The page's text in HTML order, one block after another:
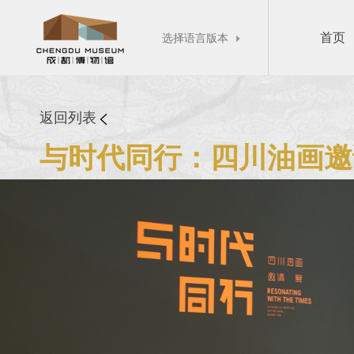
选择语言版本  首页
返回列表
与时代同行：四川油画